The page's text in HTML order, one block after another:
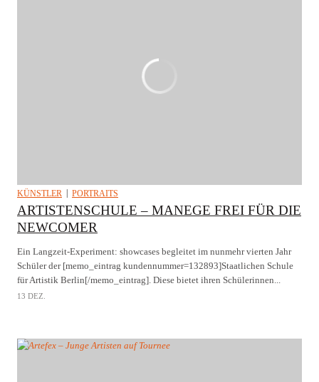
KÜNSTLER PORTRAITS
ARTISTENSCHULE – MANEGE FREI FÜR DIE
NEWCOMER
Ein Langzeit-Experiment: showcases begleitet im nunmehr vierten Jahr
Schüler der [memo_eintrag kundennummer=132893]Staatlichen Schule
für Artistik Berlin[/memo_eintrag]. Diese bietet ihren Schülerinnen...
13 DEZ.